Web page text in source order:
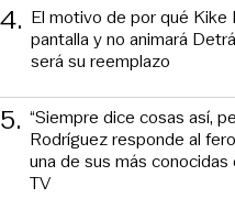
4. El motivo de por qué Kike
pantalla y no animará
será su reemplazo
5. “Siempre dice cosas así,
Rodríguez responde al
una de sus más
TV